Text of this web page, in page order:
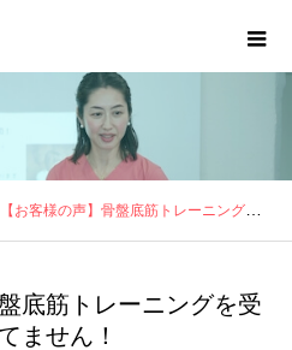
【お客様の声】骨盤底筋トレーニングを受けてから尿漏れしてません！
底筋トレーニングを受
ません！